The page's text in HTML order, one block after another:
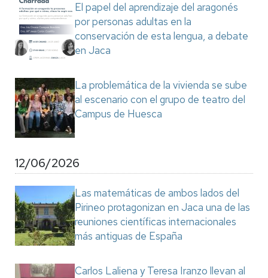
El papel del aprendizaje del aragonés
por personas adultas en la
conservación de esta lengua, a debate
en Jaca
La problemática de la vivienda se sube
al escenario con el grupo de teatro del
Campus de Huesca
12/06/2026
Las matemáticas de ambos lados del
Pirineo protagonizan en Jaca una de las
reuniones científicas internacionales
más antiguas de España
Carlos Laliena y Teresa Iranzo llevan al